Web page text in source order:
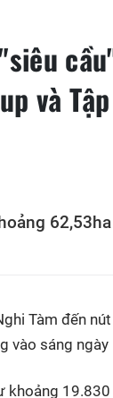
và Tập
Tàm đến
vào sáng
khoảng